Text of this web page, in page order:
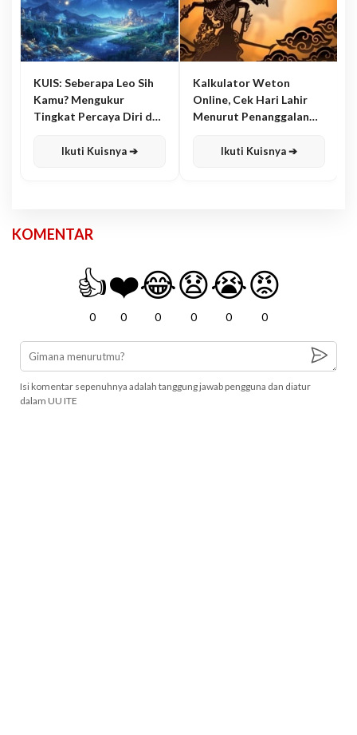
KUIS: Seberapa Leo Sih
Kamu? Mengukur
Tingkat Percaya Diri dan
Ikuti Kuisnya ➔
Kalkulator Weton
Online, Cek Hari Lahir
Menurut Penanggalan
Ikuti Kuisnya ➔
KOMENTAR
👍
0
❤️
0
😂
0
😧
0
😭
0
😡
0
Isi komentar sepenuhnya adalah tanggung jawab pengguna dan diatur
dalam UU ITE